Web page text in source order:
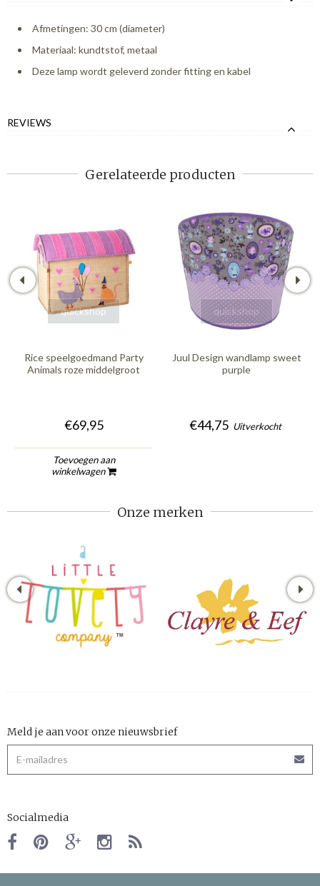
Afmetingen: 30 cm (diameter)
Materiaal: kundtstof, metaal
Deze lamp wordt geleverd zonder fitting en kabel
REVIEWS
Gerelateerde producten
quickshop
Rice speelgoedmand Party
Animals roze middelgroot
€69,95
Toevoegen aan
winkelwagen
quickshop
Juul Design wandlamp sweet
purple
€44,75 Uitverkocht
Onze merken
Meld je aan voor onze nieuwsbrief
Socialmedia